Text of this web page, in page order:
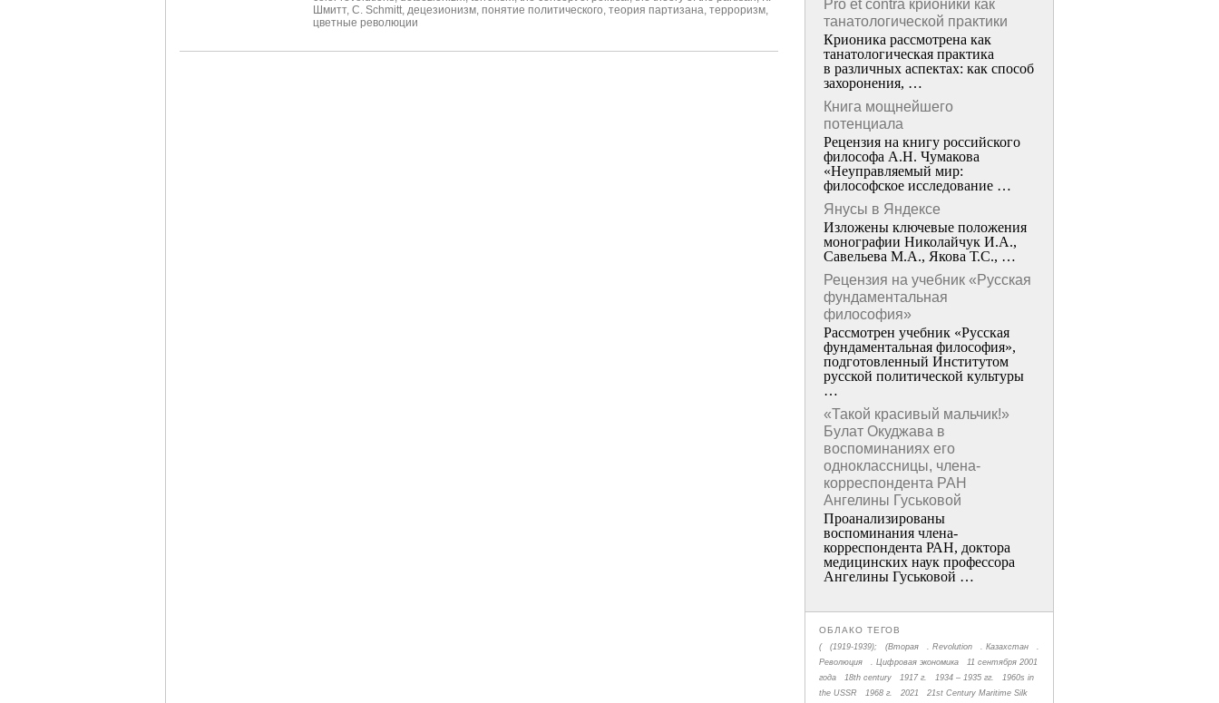
Шмитт, С. Schmitt, децезионизм, понятие политического, теория партизана, терроризм,
цветные революции
Pro et contra крионики как
танатологической практики
Крионика рассмотрена как
танатологическая практика
в различных аспектах: как способ
захоронения, …
Книга мощнейшего
потенциала
Рецензия на книгу российского
философа А.Н. Чумакова
«Неуправляемый мир:
философское исследование …
Янусы в Яндексе
Изложены ключевые положения
монографии Николайчук И.А.,
Савельева М.А., Якова Т.С., …
Рецензия на учебник «Русская
фундаментальная
философия»
Рассмотрен учебник «Русская
фундаментальная философия»,
подготовленный Институтом
русской политической культуры
…
«Такой красивый мальчик!»
Булат Окуджава в
воспоминаниях его
одноклассницы, члена-
корреспондента РАН
Ангелины Гуськовой
Проанализированы
воспоминания члена­
корреспондента РАН, доктора
медицинских наук профессора
Ангелины Гуськовой …
ОБЛАКО ТЕГОВ
( (1919-1939); (Вторая . Revolution . Казахстан
.
Революция
. Цифровая экономика
11 сентября 2001
года
18th century 1917 г. 1934 – 1935 гг.
1960s in
the USSR
1968 г. 2021
21st Century Maritime Silk